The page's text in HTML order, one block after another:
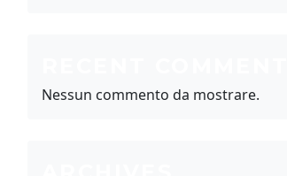
Nessun commento da mostrare.